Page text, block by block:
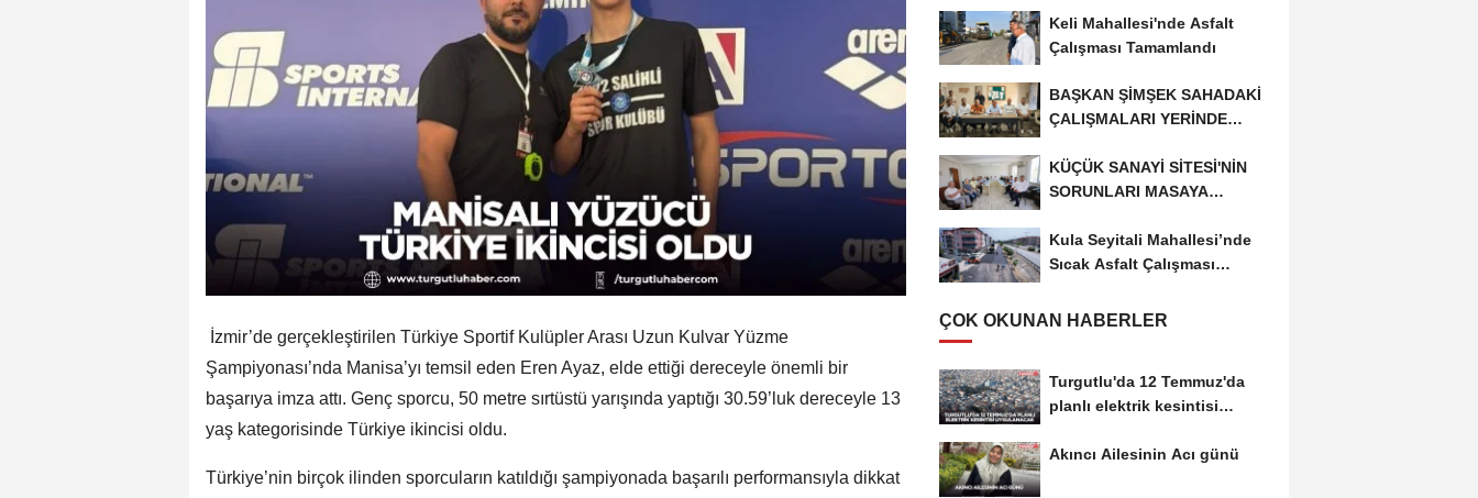
İzmir’de gerçekleştirilen Türkiye Sportif Kulüpler Arası Uzun Kulvar Yüzme
Şampiyonası’nda Manisa’yı temsil eden Eren Ayaz, elde ettiği dereceyle önemli bir
başarıya imza attı. Genç sporcu, 50 metre sırtüstü yarışında yaptığı 30.59’luk dereceyle 13
yaş kategorisinde Türkiye ikincisi oldu.
Türkiye’nin birçok ilinden sporcuların katıldığı şampiyonada başarılı performansıyla dikkat
Keli Mahallesi'nde Asfalt
Çalışması Tamamlandı
BAŞKAN ŞİMŞEK SAHADAKİ
ÇALIŞMALARI YERİNDE
KÜÇÜK SANAYİ SİTESİ'NİN
SORUNLARI MASAYA
Kula Seyitali Mahallesi’nde
Sıcak Asfalt Çalışması
ÇOK OKUNAN HABERLER
Turgutlu'da 12 Temmuz'da
planlı elektrik kesintisi
Akıncı Ailesinin Acı günü